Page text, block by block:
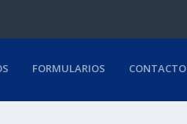
FORMULARIOS CONTACTO